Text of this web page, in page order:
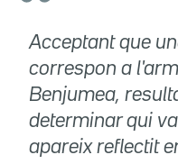
Acceptant que
correspon a
Benjumea,
determinar qui
apareix reflectit